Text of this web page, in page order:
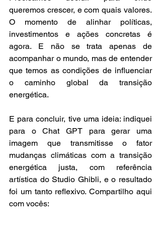
queremos crescer, e com quais valores.
O momento de alinhar políticas,
investimentos e ações concretas é
agora. E não se trata apenas de
acompanhar o mundo, mas de entender
que temos as condições de influenciar
o caminho global da transição
energética.
E para concluir, tive uma ideia: indiquei
para o Chat GPT para gerar uma
imagem que transmitisse o fator
mudanças climáticas com a transição
energética justa, com referência
artística do Studio Ghibli, e o resultado
foi um tanto reflexivo. Compartilho aqui
com vocês: